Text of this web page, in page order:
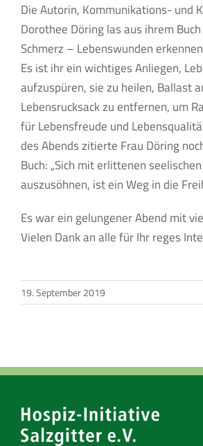
Die Autorin, Kommunikations- und
Dorothee Döring las aus ihrem
Schmerz – Lebenswunden
Es ist ihr ein wichtiges Anliegen,
aufzuspüren, sie zu heilen, Ballast
Lebensrucksack zu entfernen, um
für Lebensfreude und
des Abends zitierte Frau Döring
Buch: „Sich mit erlittenen
auszusöhnen, ist ein Weg in die
Es war ein gelungener Abend mit
Vielen Dank an alle für Ihr reges
19. September 2019